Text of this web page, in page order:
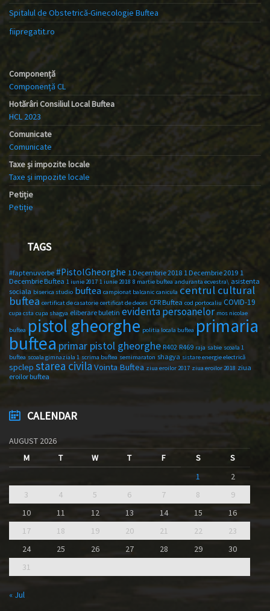
Spitalul de Obstetrică-Ginecologie Buftea
fiipregatit.ro
Componență
Componență CL
Hotărâri Consiliul Local Buftea
HCL 2023
Comunicate
Comunicate
Taxe și impozite locale
Taxe și impozite locale
Petiție
Petiție
TAGS
#faptenuvorbe #PistolGheorghe 1 Decembrie 2018 1 Decembrie 2019 1
Decembrie Buftea 1 iunie 2017 1 iunie 2018 8 martie buftea anduranta ecvestra\ asistenta
sociala biserica studio buftea campionat balcanic canicula centrul cultural
buftea certificat de casatorie certificat de deces CFR Buftea cod portocaliu COVID-19
cupa csta cupa shagya eliberare buletin evidenta persoanelor mos nicolae
buftea pistol gheorghe politia locala buftea primaria
buftea primar pistol gheorghe R402 R469 raja sabie scoala 1
buftea scoala gimnaziala 1 scrima buftea semimaraton shagya sistare energie electrică
spclep starea civila Vointa Buftea ziua eroilor 2017 ziua eroilor 2018 ziua
eroilor buftea
CALENDAR
AUGUST 2026
M
T W T F S
S
1
2
3
4 5 6 7 8
9
10
11 12 13 14 15
16
17
18 19 20 21 22
23
24
25 26 27 28 29
30
31
« Jul